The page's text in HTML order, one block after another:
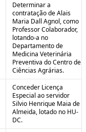
Determinar a
contratação de Alais
Maria Dall Agnol, como
Professor Colaborador,
lotando-a no
Departamento de
Medicina Veterinária
Preventiva do Centro de
Ciências Agrárias.
Conceder Licença
Especial ao servidor
Silvio Henrique Maia de
Almeida, lotado no HU-
DC.